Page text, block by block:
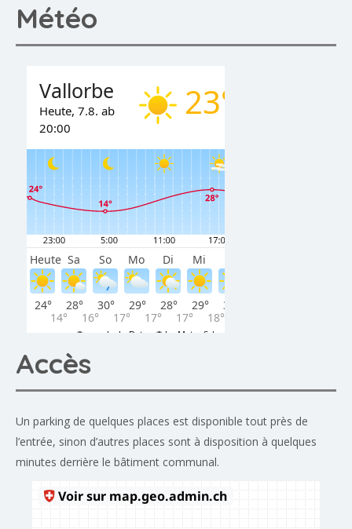
Météo
Accès
Un parking de quelques places est disponible tout près de
l’entrée, sinon d’autres places sont à disposition à quelques
minutes derrière le bâtiment communal.